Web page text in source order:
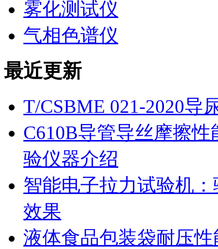
雾化测试仪
气相色谱仪
最近更新
T/CSBME 021-2020导
C610B导管导丝摩擦
验仪器介绍
智能电子拉力试验机
效果
液体食品包装袋耐压